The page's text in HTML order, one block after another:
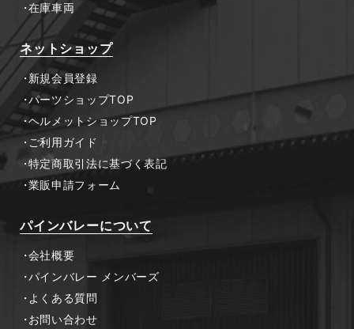
在庫車両
ネットショップ
新規会員登録
パーツショップTOP
ヘルメットショップTOP
ご利用ガイド
特定商取引法に基づく表記
業販申請フォーム
パインバレーについて
会社概要
パインバレー メンバーズ
よくある質問
お問い合わせ